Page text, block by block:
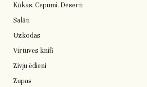
Kūkas. Cepumi. Deserti
Salāti
Uzkodas
Virtuves knifi
Zivju ēdieni
Zupas